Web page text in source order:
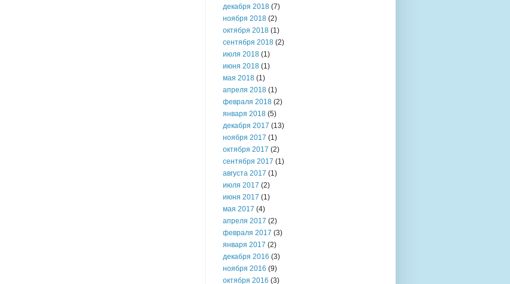
декабря 2018 (7)
ноября 2018 (2)
октября 2018 (1)
сентября 2018 (2)
июля 2018 (1)
июня 2018 (1)
мая 2018 (1)
апреля 2018 (1)
февраля 2018 (2)
января 2018 (5)
декабря 2017 (13)
ноября 2017 (1)
октября 2017 (2)
сентября 2017 (1)
августа 2017 (1)
июля 2017 (2)
июня 2017 (1)
мая 2017 (4)
апреля 2017 (2)
февраля 2017 (3)
января 2017 (2)
декабря 2016 (3)
ноября 2016 (9)
октября 2016 (3)